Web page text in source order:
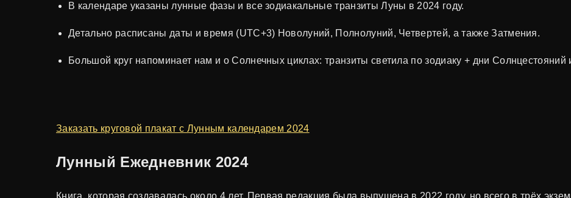
В календаре указаны лунные фазы и все зодиакальные транзиты Луны в 2024 году.
Детально расписаны даты и время (UTC+3) Новолуний, Полнолуний, Четвертей, а также Затмения.
Большой круг напоминает нам и о Солнечных циклах: транзиты светила по зодиаку + дни Солнцестояний
Заказать круговой плакат с Лунным календарем 2024
Лунный Ежедневник 2024
Книга, которая создавалась около 4 лет. Первая редакция была выпущена в 2022 году, но всего в трёх